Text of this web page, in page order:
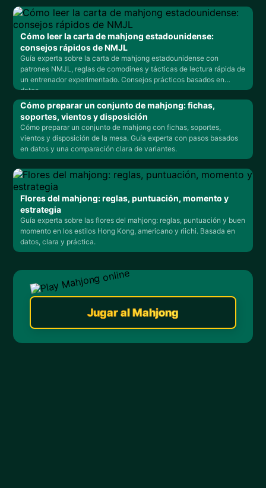
Cómo leer la carta de mahjong estadounidense:
consejos rápidos de NMJL
Guía experta sobre la carta de mahjong estadounidense con
patrones NMJL, reglas de comodines y tácticas de lectura rápida de
un entrenador experimentado. Consejos prácticos basados en
datos.
Cómo preparar un conjunto de mahjong: fichas,
soportes, vientos y disposición
Cómo preparar un conjunto de mahjong con fichas, soportes,
vientos y disposición de la mesa. Guía experta con pasos basados
en datos y una comparación clara de variantes.
Flores del mahjong: reglas, puntuación, momento y
estrategia
Guía experta sobre las flores del mahjong: reglas, puntuación y buen
momento en los estilos Hong Kong, americano y riichi. Basada en
datos, clara y práctica.
Jugar al Mahjong